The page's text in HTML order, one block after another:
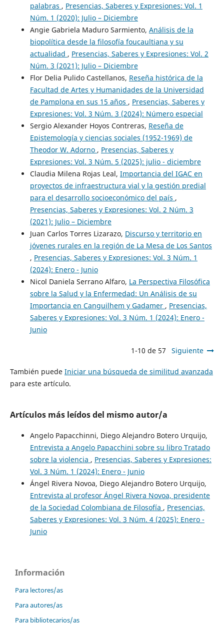
palabras , Presencias, Saberes y Expresiones: Vol. 1
Núm. 1 (2020): Julio – Diciembre
Angie Gabriela Maduro Sarmiento, Análisis de la
biopolítica desde la filosofía foucaultiana y su
actualidad , Presencias, Saberes y Expresiones: Vol. 2
Núm. 3 (2021): Julio – Diciembre
Flor Delia Pulido Castellanos, Reseña histórica de la
Facultad de Artes y Humanidades de la Universidad
de Pamplona en sus 15 años , Presencias, Saberes y
Expresiones: Vol. 3 Núm. 3 (2024): Número especial
Sergio Alexander Hoyos Contreras, Reseña de
Epistemología y ciencias sociales (1952-1969) de
Theodor W. Adorno , Presencias, Saberes y
Expresiones: Vol. 3 Núm. 5 (2025): julio - diciembre
Claudia Milena Rojas Leal, Importancia del IGAC en
proyectos de infraestructura vial y la gestión predial
para el desarrollo socioeconómico del país ,
Presencias, Saberes y Expresiones: Vol. 2 Núm. 3
(2021): Julio – Diciembre
Juan Carlos Torres Lizarazo, Discurso y territorio en
jóvenes rurales en la región de La Mesa de Los Santos
, Presencias, Saberes y Expresiones: Vol. 3 Núm. 1
(2024): Enero - Junio
Nicol Daniela Serrano Alfaro, La Perspectiva Filosófica
sobre la Salud y la Enfermedad: Un Análisis de su
Importancia en Canguilhem y Gadamer , Presencias,
Saberes y Expresiones: Vol. 3 Núm. 1 (2024): Enero -
Junio
1-10 de 57 Siguiente
También puede Iniciar una búsqueda de similitud avanzada
para este artículo.
Artículos más leídos del mismo autor/a
Angelo Papacchinni, Diego Alejandro Botero Urquijo,
Entrevista a Angelo Papacchini sobre su libro Tratado
sobre la violencia , Presencias, Saberes y Expresiones:
Vol. 3 Núm. 1 (2024): Enero - Junio
Ángel Rivera Novoa, Diego Alejandro Botero Urquijo,
Entrevista al profesor Ángel Rivera Novoa, presidente
de la Sociedad Colombiana de Filosofía , Presencias,
Saberes y Expresiones: Vol. 3 Núm. 4 (2025): Enero -
Junio
Información
Para lectores/as
Para autores/as
Para bibliotecarios/as